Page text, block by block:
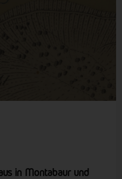
in Montabaur und